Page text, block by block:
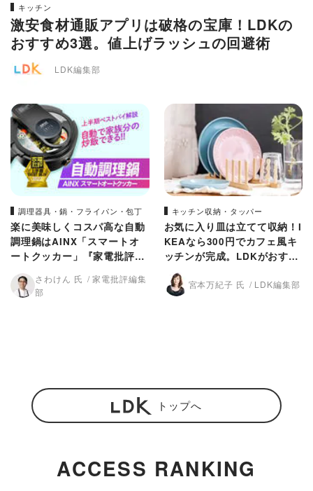
キッチン
激安食材通販アプリは破格の宝庫！LDKの
おすすめ3選。値上げラッシュの回避術
LDK編集部
調理器具・鍋・フライパン・包丁
楽に美味しくコスパ高な自動
調理鍋はAINX「スマートオ
ートクッカー」『家電批評』
2022上半期ベストバイ
さわけん 氏
家電批評編集
部
キッチン収納・タッパー
お気に入り皿は立てて収納！I
KEAなら300円でカフェ風キ
ッチンが完成。LDKがおすす
め
宮本万紀子 氏 LDK編集部
トップへ
ACCESS RANKING